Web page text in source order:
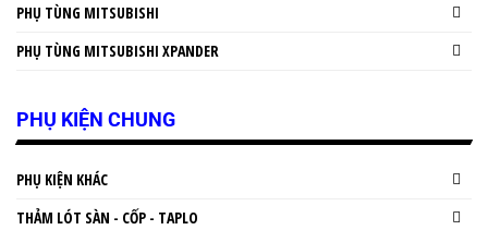
PHỤ TÙNG MITSUBISHI
PHỤ TÙNG MITSUBISHI XPANDER
PHỤ KIỆN CHUNG
PHỤ KIỆN KHÁC
THẢM LÓT SÀN - CỐP - TAPLO